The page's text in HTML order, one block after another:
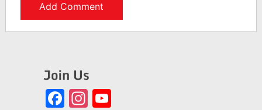
Join Us
Facebook
Instagram
YouTube